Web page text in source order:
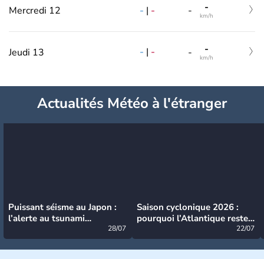
Mercredi 12 - | - - -
km/h
Jeudi 13 - | - - -
km/h
Actualités Météo à l'étranger
Puissant séisme au Japon :
l’alerte au tsunami
28/07
Saison cyclonique 2026 :
pourquoi l’Atlantique reste
22/07